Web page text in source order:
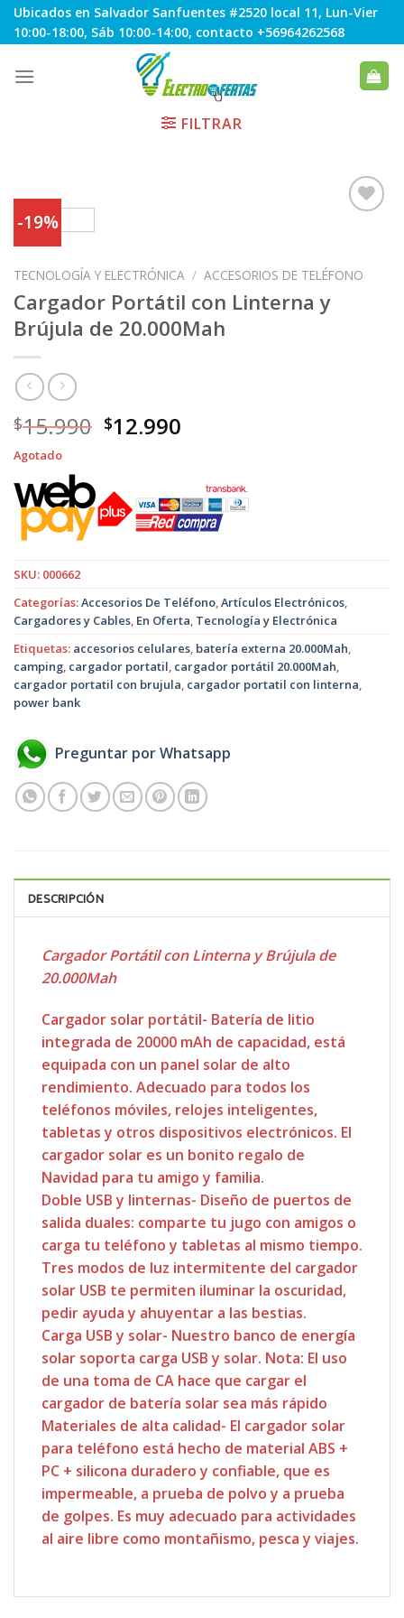
Skip
to
Ubicados en Salvador Sanfuentes #2520 local 11, Lun-Vier
10:00-18:00, Sáb 10:00-14:00, contacto +56964262568
FILTRAR
-19%
a
TECNOLOGÍA Y ELECTRÓNICA / ACCESORIOS DE TELÉFONO
Cargador Portátil con Linterna y
Brújula de 20.000Mah
$15.990 El
era:
$15.990.
$12.990
es:
$12.990.
Agotado
SKU: 000662
Categorías:Accesorios De Teléfono,Artículos Electrónicos,
Cargadores y Cables, En Oferta, Tecnología y Electrónica
Etiquetas: accesorios celulares, batería externa 20.000Mah,
camping, cargador portatil, cargador portátil 20.000Mah,
cargador portatil con brujula, cargador portatil con linterna,
power bank
Preguntar por Whatsapp
DESCRIPCIÓN
Cargador Portátil con Linterna y Brújula de
20.000Mah
Cargador solar portátil- Batería de litio
integrada de 20000 mAh de capacidad, está
equipada con un panel solar de alto
rendimiento. Adecuado para todos los
teléfonos móviles, relojes inteligentes,
tabletas y otros dispositivos electrónicos. El
cargador solar es un bonito regalo de
Navidad para tu amigo y familia.
Doble USB y linternas- Diseño de puertos de
salida duales: comparte tu jugo con amigos o
carga tu teléfono y tabletas al mismo tiempo.
Tres modos de luz intermitente del cargador
solar USB te permiten iluminar la oscuridad,
pedir ayuda y ahuyentar a las bestias.
Carga USB y solar- Nuestro banco de energía
solar soporta carga USB y solar. Nota: El uso
de una toma de CA hace que cargar el
cargador de batería solar sea más rápido
Materiales de alta calidad- El cargador solar
para teléfono está hecho de material ABS +
PC + silicona duradero y confiable, que es
impermeable, a prueba de polvo y a prueba
de golpes. Es muy adecuado para actividades
al aire libre como montañismo, pesca y viajes.